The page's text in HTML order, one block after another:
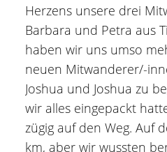
Herzens unsere drei
Barbara und Petra aus
haben wir uns umso
neuen Mitwanderer/-
Joshua und Joshua zu
wir alles eingepackt
zügig auf den Weg. Auf
km, aber wir wussten